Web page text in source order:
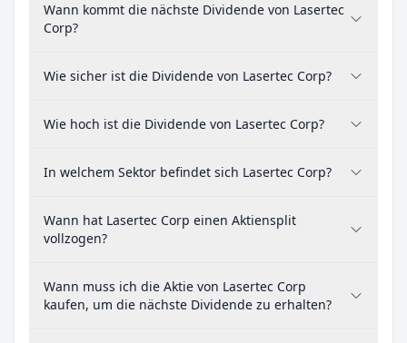
Wann kommt die nächste Dividende von Lasertec
Corp?
Wie sicher ist die Dividende von Lasertec Corp?
Wie hoch ist die Dividende von Lasertec Corp?
In welchem Sektor befindet sich Lasertec Corp?
Wann hat Lasertec Corp einen Aktiensplit
vollzogen?
Wann muss ich die Aktie von Lasertec Corp
kaufen, um die nächste Dividende zu erhalten?